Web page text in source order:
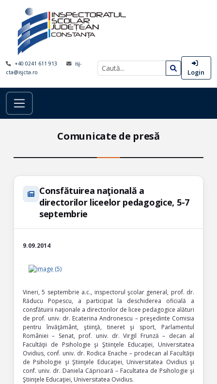
+40 0241 611 913
isj-
cta@isjcta.ro
Login
Comunicate de presă
Consfătuirea naţională a
directorilor liceelor pedagogice, 5-7
septembrie
9.09.2014
Vineri, 5 septembrie a.c., inspectorul şcolar general, prof. dr.
Răducu Popescu, a participat la deschiderea oficială a
consfătuirii naţionale a directorilor de licee pedagogice alături
de prof. univ. dr. Ecaterina Andronescu – preşedinte Comisia
pentru învăţământ, ştiinţă, tineret şi sport, Parlamentul
României – Senat, prof. univ. dr. Virgil Frunză – decan al
Facultăţii de Psihologie şi Ştiinţele Educaţiei, Universitatea
Ovidius, conf. univ. dr. Rodica Enache – prodecan al Facultăţii
de Psihologie şi Ştiinţele Educaţiei, Universitatea Ovidius şi
conf. univ. dr. Daniela Căprioară – Facultatea de Psihologie şi
Ştiinţele Educaţiei, Universitatea Ovidius.